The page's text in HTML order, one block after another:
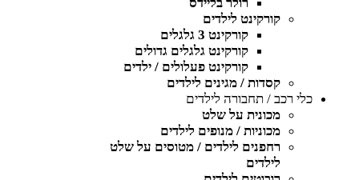
קורקינט לילדים
קורקינט 3 גלגלים
קורקינט גלגלים גדולים
קורקינט פעלולים / ילדים
קסדות / מגינים לילדים
כלי רכב / תחבורה לילדים
מכונית על שלט
מכוניות / מנופים לילדים
רחפנים לילדים / מטוסים על שלט
לילדים